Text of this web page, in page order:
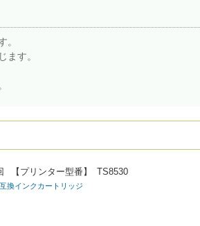
。
ます。
【プリンター型番】 TS8530
換インクカートリッジ